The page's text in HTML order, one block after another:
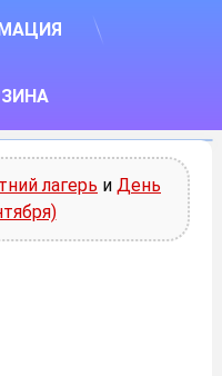
лагерь и День